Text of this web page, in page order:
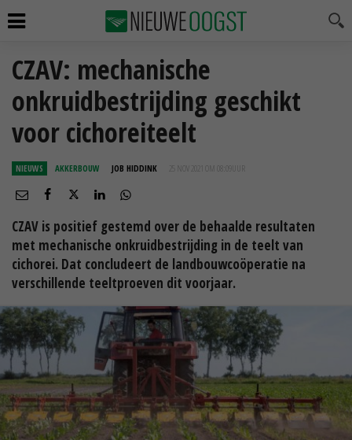
CZAV: mechanische
onkruidbestrijding geschikt
voor cichoreiteelt
NIEUWS AKKERBOUW JOB HIDDINK 25 NOV 2021 OM 08:09
CZAV is positief gestemd over de behaalde resultaten
met mechanische onkruidbestrijding in de teelt van
cichorei. Dat concludeert de landbouwcoöperatie na
verschillende teeltproeven dit voorjaar.